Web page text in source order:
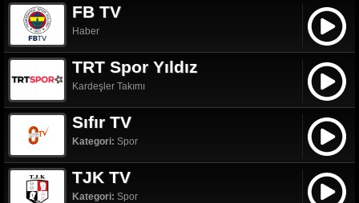
FB TV
Haber
TRT Spor Yıldız
Kardeşler Takımı
Sıfır TV
Kategori: Spor
TJK TV
Kategori: Spor